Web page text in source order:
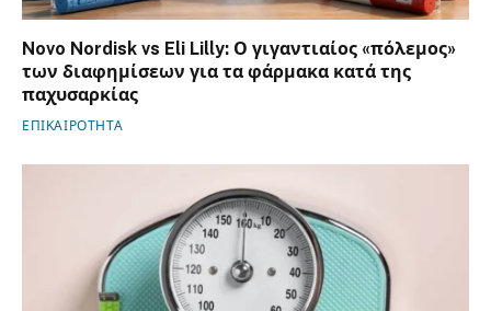
Novo Nordisk vs Eli Lilly: Ο γιγαντιαίος «πόλεμος»
των διαφημίσεων για τα φάρμακα κατά της
παχυσαρκίας
ΕΠΙΚΑΙΡΟΤΗΤΑ